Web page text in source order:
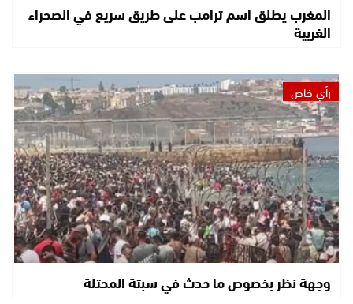
المغرب يطلق اسم ترامب على طريق سريع في الصحراء
الغربية
رأي خاص
وجهة نظر بخصوص ما حدث في سبتة المحتلة